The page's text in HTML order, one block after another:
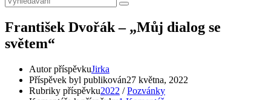
František Dvořák – „Můj dialog se
světem“
Autor příspěvkuJirka
Příspěvek byl publikován27 května, 2022
Rubriky příspěvku2022 / Pozvánky